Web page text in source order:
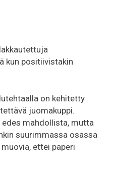
kun positiivistakin
on kehitetty
juomakuppi.
edes mahdollista, mutta
suurimmassa osassa
ettei paperi